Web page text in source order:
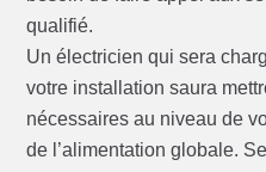
qualifié.
Un électricien qui sera
votre installation saura
nécessaires au niveau de
de l’alimentation globale.